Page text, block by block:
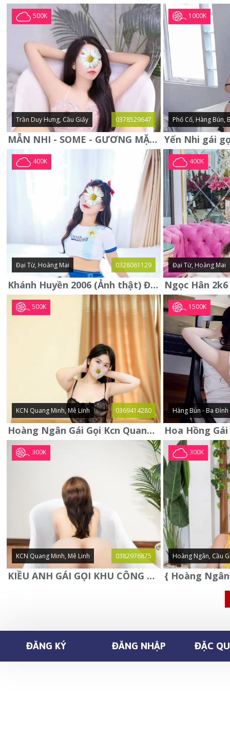
500K
Trần Duy Hưng, Cầu Giấy 0378529647
MẪN NHI - SOME - GƯƠNG MẶT XINH XẮN -CỰC CHIỀU KHÁCH
1000K
Phố Cổ, Hàng Bún,
400K
Đại Từ, Hoàng Mai 0328061129
Khánh Huyền 2006 (Ảnh thật) Đại từ - Hoàng Mai
400K
Đại Từ, Hoàng Mai
500K
KCN Quang Minh, Mê Linh 0369414280
Hoàng Ngân Gái Gọi Kcn Quang Minh - Mê Linh . Hàng Vip Lần Đầu
1500K
Hàng Bún - Ba Đình
300K
KCN Quang Minh, Mê Linh 0382976875
KIỀU ANH GÁI GỌI KHU CÔNG NGHIỆP QUANG MINH - MÊ LINH
300K
Hoàng Ngân, Cầu
ĐĂNG KÝ ĐĂNG NHẬP ĐẶC